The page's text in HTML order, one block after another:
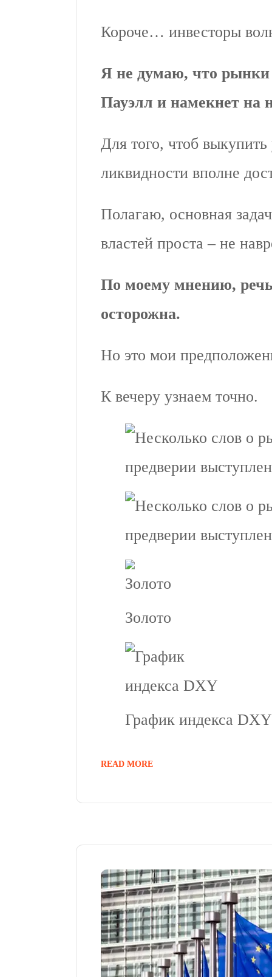
Короче… инвесторы
Я не думаю, что рынки
Пауэлл и намекнет на
Для того, чтоб
ликвидности вполне
Полагаю, основная
властей проста – не
По моему мнению, речь
осторожна.
Но это мои
К вечеру узнаем точно.
Золото
График индекса DXY
READ MORE